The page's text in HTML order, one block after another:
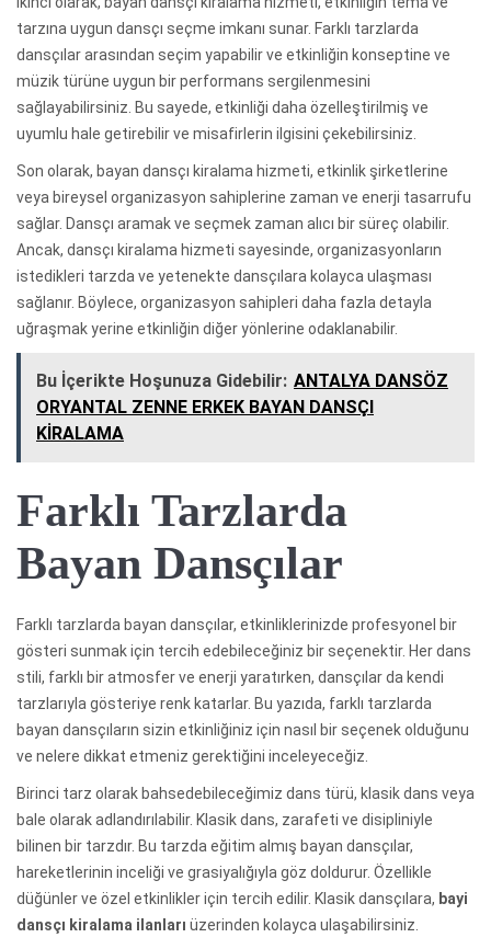
tarzına uygun dansçı seçme imkanı sunar. Farklı tarzlarda
dansçılar arasından seçim yapabilir ve etkinliğin konseptine ve
müzik türüne uygun bir performans sergilenmesini
sağlayabilirsiniz. Bu sayede, etkinliği daha özelleştirilmiş ve
uyumlu hale getirebilir ve misafirlerin ilgisini çekebilirsiniz.
Son olarak, bayan dansçı kiralama hizmeti, etkinlik şirketlerine
veya bireysel organizasyon sahiplerine zaman ve enerji tasarrufu
sağlar. Dansçı aramak ve seçmek zaman alıcı bir süreç olabilir.
Ancak, dansçı kiralama hizmeti sayesinde, organizasyonların
istedikleri tarzda ve yetenekte dansçılara kolayca ulaşması
sağlanır. Böylece, organizasyon sahipleri daha fazla detayla
uğraşmak yerine etkinliğin diğer yönlerine odaklanabilir.
Bu İçerikte Hoşunuza Gidebilir: ANTALYA DANSÖZ
ORYANTAL ZENNE ERKEK BAYAN DANSÇI
KİRALAMA
Farklı Tarzlarda
Bayan Dansçılar
Farklı tarzlarda bayan dansçılar, etkinliklerinizde profesyonel bir
gösteri sunmak için tercih edebileceğiniz bir seçenektir. Her dans
stili, farklı bir atmosfer ve enerji yaratırken, dansçılar da kendi
tarzlarıyla gösteriye renk katarlar. Bu yazıda, farklı tarzlarda
bayan dansçıların sizin etkinliğiniz için nasıl bir seçenek olduğunu
ve nelere dikkat etmeniz gerektiğini inceleyeceğiz.
Birinci tarz olarak bahsedebileceğimiz dans türü, klasik dans veya
bale olarak adlandırılabilir. Klasik dans, zarafeti ve disipliniyle
bilinen bir tarzdır. Bu tarzda eğitim almış bayan dansçılar,
hareketlerinin inceliği ve grasiyalığıyla göz doldurur. Özellikle
düğünler ve özel etkinlikler için tercih edilir. Klasik dansçılara, bayi
dansçı kiralama ilanları üzerinden kolayca ulaşabilirsiniz.